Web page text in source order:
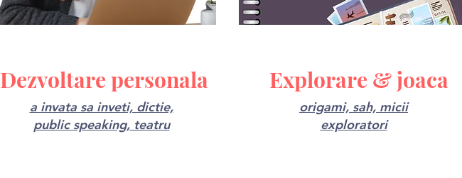
Dezvoltare personala
a invata sa inveti, dictie,
public speaking, teatru
Explorare & joaca
origami, sah, micii
exploratori